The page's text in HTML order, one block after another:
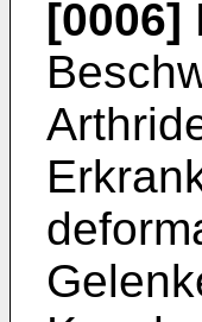
[0006]